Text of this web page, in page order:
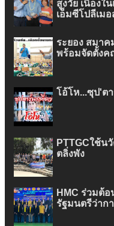
สูงวัย เนื่องใ
เอ็มซีโปลีเม
ระยอง สมา
พร้อมจัดตั้งค
โอ้โห...ซุป'ตา
PTTGCใช้น
ตลิ่งพัง
HMC ร่วมต้
รัฐมนตรีว่าก